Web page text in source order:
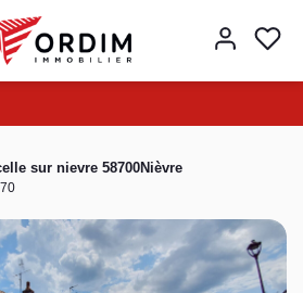
sur nievre 58700Nièvre